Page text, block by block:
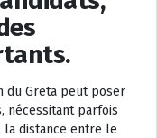
du Greta peut poser
nécessitant parfois
la distance entre le